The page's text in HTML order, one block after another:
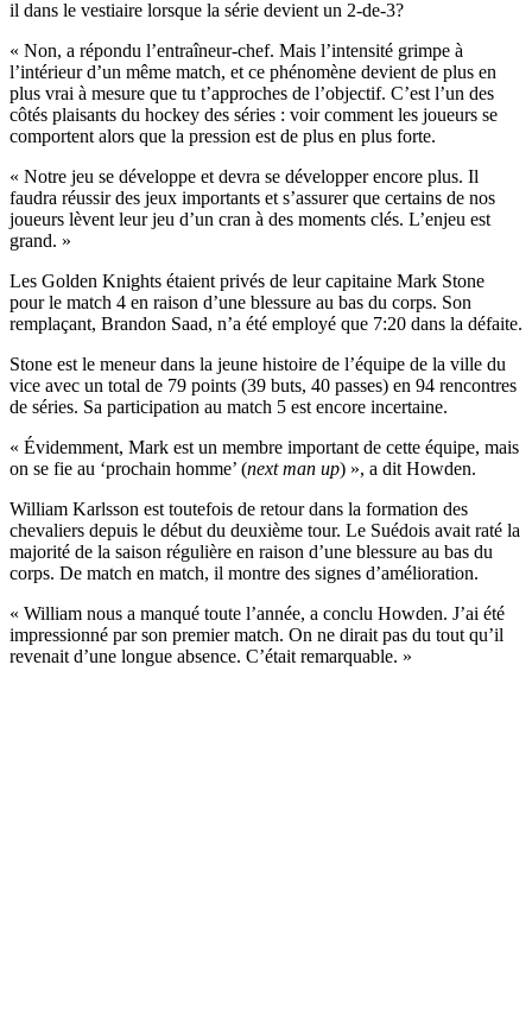
il dans le vestiaire lorsque la série devient un 2-de-3?
« Non, a répondu l’entraîneur-chef. Mais l’intensité grimpe à
l’intérieur d’un même match, et ce phénomène devient de plus en
plus vrai à mesure que tu t’approches de l’objectif. C’est l’un des
côtés plaisants du hockey des séries : voir comment les joueurs se
comportent alors que la pression est de plus en plus forte.
« Notre jeu se développe et devra se développer encore plus. Il
faudra réussir des jeux importants et s’assurer que certains de nos
joueurs lèvent leur jeu d’un cran à des moments clés. L’enjeu est
grand. »
Les Golden Knights étaient privés de leur capitaine Mark Stone
pour le match 4 en raison d’une blessure au bas du corps. Son
remplaçant, Brandon Saad, n’a été employé que 7:20 dans la défaite.
Stone est le meneur dans la jeune histoire de l’équipe de la ville du
vice avec un total de 79 points (39 buts, 40 passes) en 94 rencontres
de séries. Sa participation au match 5 est encore incertaine.
« Évidemment, Mark est un membre important de cette équipe, mais
on se fie au ‘prochain homme’ (next man up) », a dit Howden.
William Karlsson est toutefois de retour dans la formation des
chevaliers depuis le début du deuxième tour. Le Suédois avait raté la
majorité de la saison régulière en raison d’une blessure au bas du
corps. De match en match, il montre des signes d’amélioration.
« William nous a manqué toute l’année, a conclu Howden. J’ai été
impressionné par son premier match. On ne dirait pas du tout qu’il
revenait d’une longue absence. C’était remarquable. »